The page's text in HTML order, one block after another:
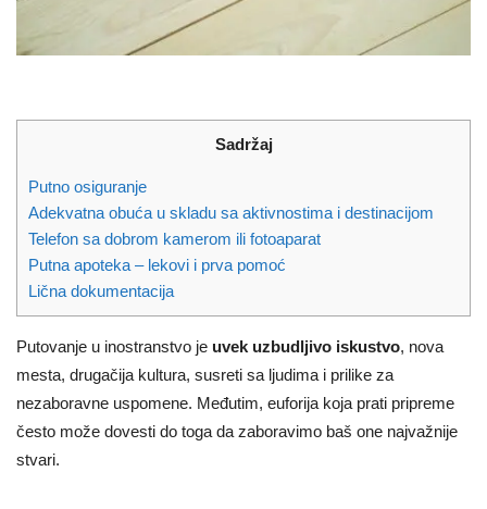
Sadržaj
Putno osiguranje
Adekvatna obuća u skladu sa aktivnostima i destinacijom
Telefon sa dobrom kamerom ili fotoaparat
Putna apoteka – lekovi i prva pomoć
Lična dokumentacija
Putovanje u inostranstvo je uvek uzbudljivo iskustvo, nova
mesta, drugačija kultura, susreti sa ljudima i prilike za
nezaboravne uspomene. Međutim, euforija koja prati pripreme
često može dovesti do toga da zaboravimo baš one najvažnije
stvari.